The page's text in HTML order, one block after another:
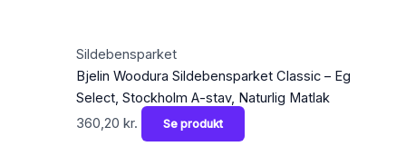
Sildebensparket
Bjelin Woodura Sildebensparket Classic – Eg
Select, Stockholm A-stav, Naturlig Matlak
360,20 kr. Se produkt